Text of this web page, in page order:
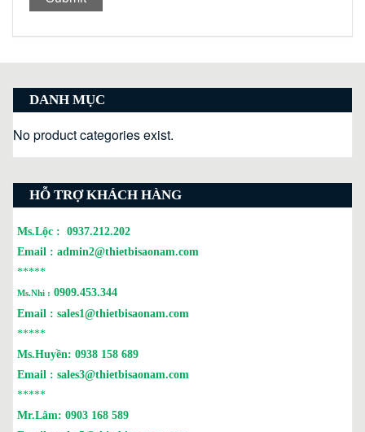
DANH MỤC
No product categories exist.
HỖ TRỢ KHÁCH HÀNG
Ms.Lộc : 0937.212.202
Email : admin2@thietbisaonam.com
*****
Ms.Nhi : 0909.453.344
Email : sales1@thietbisaonam.com
*****
Ms.Huyền: 0938 158 689
Email : sales3@thietbisaonam.com
*****
Mr.Lâm: 0903 168 589